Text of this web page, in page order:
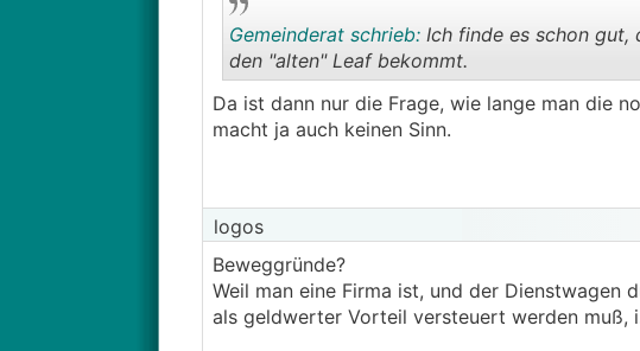
Gemeinderat schrieb:Ich finde es schon gut,
den "alten" Leaf bekommt.
Da ist dann nur die Frage, wie lange man die
macht ja auch keinen Sinn.
logos
Beweggründe?
Weil man eine Firma ist, und der Dienstwagen
als geldwerter Vorteil versteuert werden muß,